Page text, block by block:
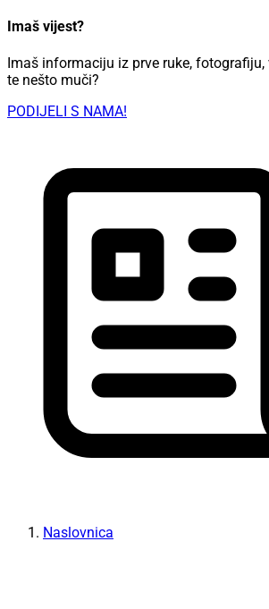
Imaš vijest?
Imaš informaciju iz prve ruke, fotografiju,
te nešto muči?
PODIJELI S NAMA!
Naslovnica